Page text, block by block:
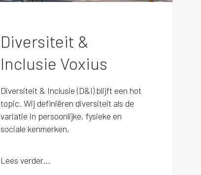
Diversiteit &
Inclusie Voxius
Diversiteit & Inclusie (D&I) blijft een hot
topic. Wij definiëren diversiteit als de
variatie in persoonlijke, fysieke en
sociale kenmerken,
Lees verder...